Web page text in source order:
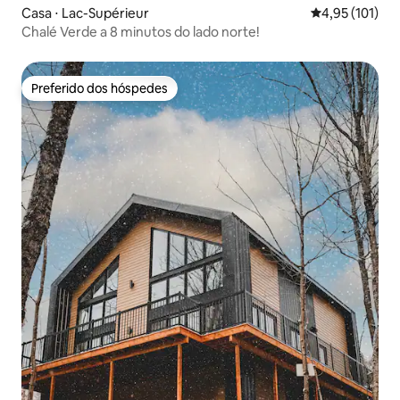
Casa ⋅ Lac-Supérieur 4,95 de uma
4,95 (101)
Chalé Verde a 8 minutos do lado norte!
Preferido dos hóspedes
Preferido dos hóspedes